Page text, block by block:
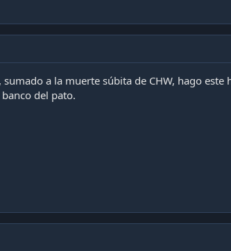
a la muerte súbita de CHW, hago
del pato.